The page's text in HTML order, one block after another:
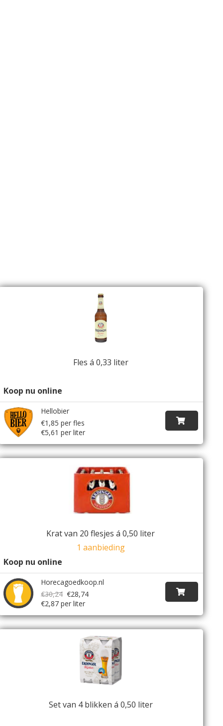
Fles á 0,33 liter
Koop nu online
Hellobier
€1,85 per fles
€5,61 per liter
Krat van 20 flesjes á 0,50 liter
1 aanbieding
Koop nu online
Horecagoedkoop.nl
€30,24 €28,74
€2,87 per liter
Set van 4 blikken á 0,50 liter